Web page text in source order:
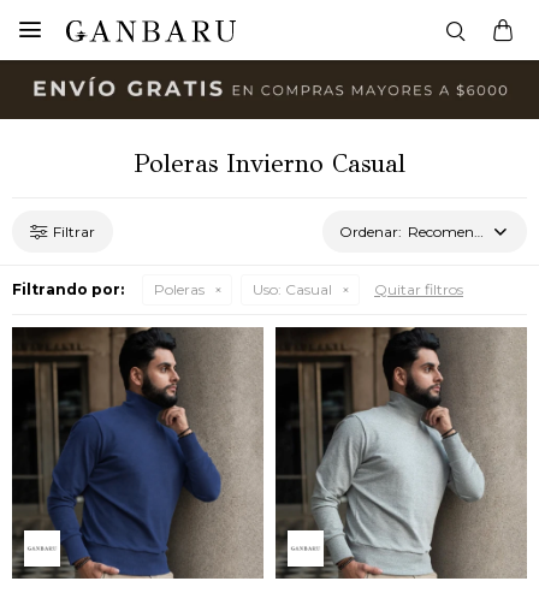

Poleras Invierno Casual
Recomendados
Filtrando por: Poleras Uso: Casual Quitar filtros